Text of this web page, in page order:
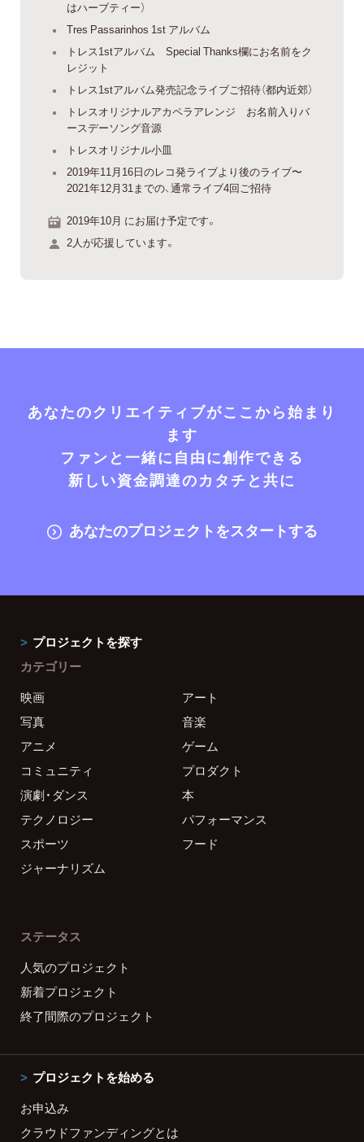
はハーブティー）
Tres Passarinhos 1st アルバム
トレス1stアルバム Special Thanks欄にお名前をク
レジット
トレス1stアルバム発売記念ライブご招待（都内近郊）
トレスオリジナルアカペラアレンジ お名前入りバ
ースデーソング音源
トレスオリジナル小皿
2019年11月16日のレコ発ライブより後のライブ〜
2021年12月31までの、通常ライブ4回ご招待
2019年10月 にお届け予定です。
2人が応援しています。
あなたのクリエイティブがここから始まり
ます
ファンと一緒に自由に創作できる
新しい資金調達のカタチと共に
あなたのプロジェクトをスタートする
プロジェクトを探す
カテゴリー
映画
アート
写真
音楽
アニメ
ゲーム
コミュニティ
プロダクト
演劇・ダンス
本
テクノロジー
パフォーマンス
スポーツ
フード
ジャーナリズム
ステータス
人気のプロジェクト
新着プロジェクト
終了間際のプロジェクト
プロジェクトを始める
お申込み
クラウドファンディングとは